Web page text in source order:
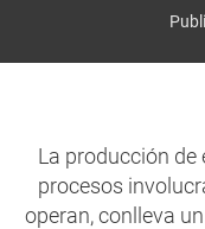
La producción de
procesos
operan, conlleva